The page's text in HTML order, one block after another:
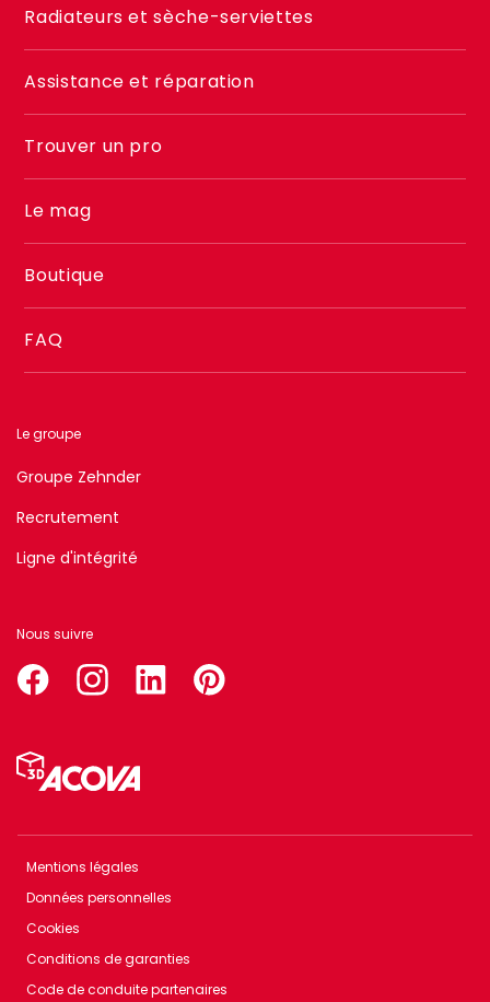
Menu
footer
2
Radiateurs et sèche-serviettes
Assistance et réparation
Trouver un pro
Le mag
Boutique
FAQ
Le groupe
Groupe Zehnder
Recrutement
Ligne d'intégrité
Nous suivre
facebookinstagramlinkedin pinterest
Menu
de
page
Menu
Footer
bottom
Mentions légales
Données personnelles
Cookies
Conditions de garanties
Code de conduite partenaires